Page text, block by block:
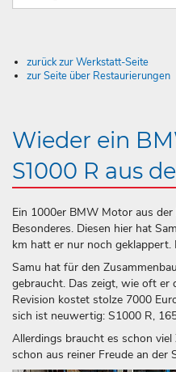
zurück zur Werkstatt-Seite
zur Seite über Restaurierungen
Wieder ein
S1000 R aus
Ein 1000er BMW Motor aus
Besonderes. Diesen hier hat
km hatt er nur noch
Samu hat für den
gebraucht. Das zeigt, wie oft er
Revision kostet stolze 7000
sich ist neuwertig: S1000 R,
Allerdings braucht es schon
schon aus reiner Freude an der